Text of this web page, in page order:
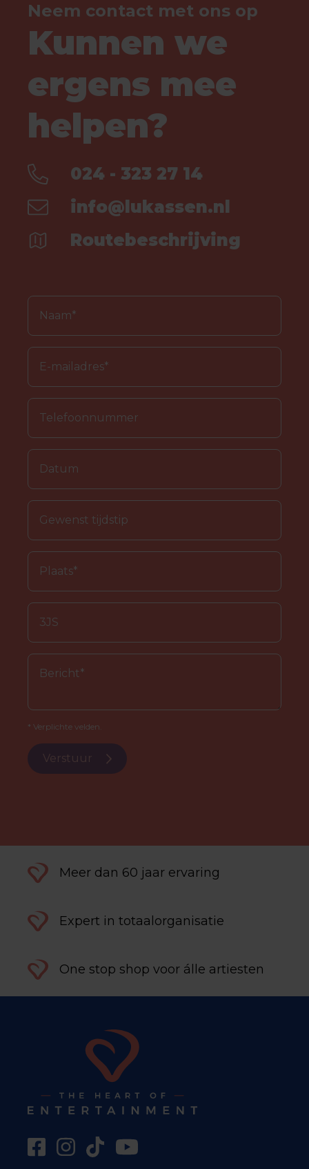
Neem contact met ons op
Kunnen we
ergens mee
helpen?
024 - 323 27 14
info@lukassen.nl
Routebeschrijving
* Verplichte velden.
Verstuur
Meer dan 60 jaar ervaring
Expert in totaalorganisatie
One stop shop voor álle artiesten